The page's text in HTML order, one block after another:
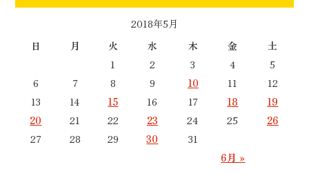
2018年5月
日
月 火 水 木 金 土
6月 »
1 2 3 4
5
6
7 8 9 10 11
12
13
14 15 16 17 18
19
20
21 22 23 24 25
26
27
28 29 30 31